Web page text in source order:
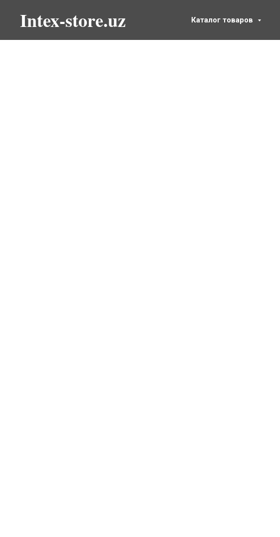
Intex-store.uz Каталог товаров